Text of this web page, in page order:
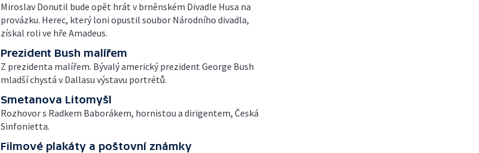
Miroslav Donutil bude opět hrát v brněnském Divadle Husa na
provázku. Herec, který loni opustil soubor Národního divadla,
získal roli ve hře Amadeus.
Prezident Bush malířem
Z prezidenta malířem. Bývalý americký prezident George Bush
mladší chystá v Dallasu výstavu portrétů.
Smetanova Litomyšl
Rozhovor s Radkem Baborákem, hornistou a dirigentem, Česká
Sinfonietta.
Filmové plakáty a poštovní známky